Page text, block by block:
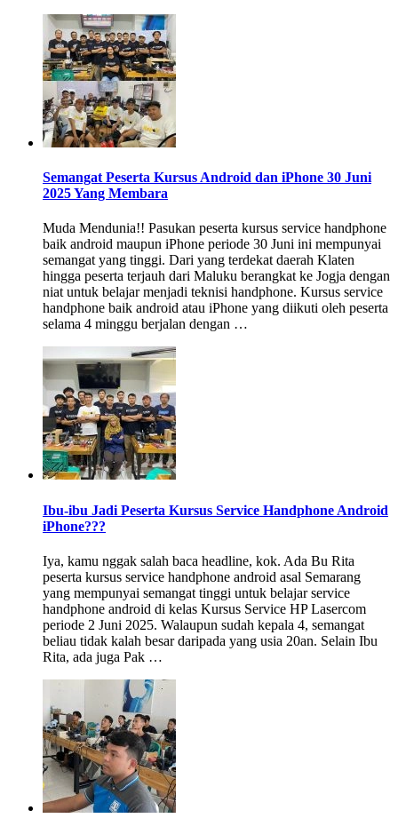
Semangat Peserta Kursus Android dan iPhone 30 Juni
2025 Yang Membara
Muda Mendunia!! Pasukan peserta kursus service handphone
baik android maupun iPhone periode 30 Juni ini mempunyai
semangat yang tinggi. Dari yang terdekat daerah Klaten
hingga peserta terjauh dari Maluku berangkat ke Jogja dengan
niat untuk belajar menjadi teknisi handphone. Kursus service
handphone baik android atau iPhone yang diikuti oleh peserta
selama 4 minggu berjalan dengan …
Ibu-ibu Jadi Peserta Kursus Service Handphone Android
iPhone???
Iya, kamu nggak salah baca headline, kok. Ada Bu Rita
peserta kursus service handphone android asal Semarang
yang mempunyai semangat tinggi untuk belajar service
handphone android di kelas Kursus Service HP Lasercom
periode 2 Juni 2025. Walaupun sudah kepala 4, semangat
beliau tidak kalah besar daripada yang usia 20an. Selain Ibu
Rita, ada juga Pak …